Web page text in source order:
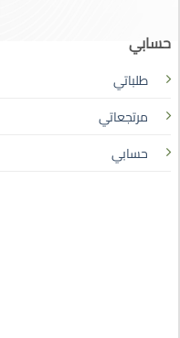
حسابي
طلباتي
مرتجعاتي
حسابي